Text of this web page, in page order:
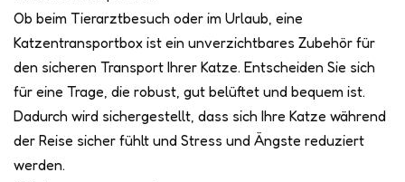
Ob beim Tierarztbesuch oder im Urlaub, eine
Katzentransportbox ist ein unverzichtbares Zubehör für
den sicheren Transport Ihrer Katze. Entscheiden Sie sich
für eine Trage, die robust, gut belüftet und bequem ist.
Dadurch wird sichergestellt, dass sich Ihre Katze während
der Reise sicher fühlt und Stress und Ängste reduziert
werden.